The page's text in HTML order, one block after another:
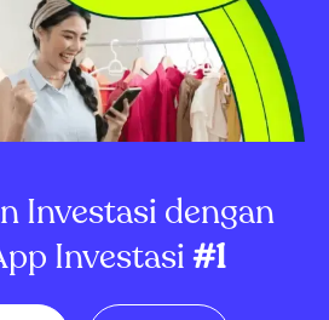
Investasi dengan
Investasi#1